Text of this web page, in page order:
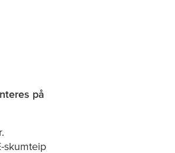
på
skumteip